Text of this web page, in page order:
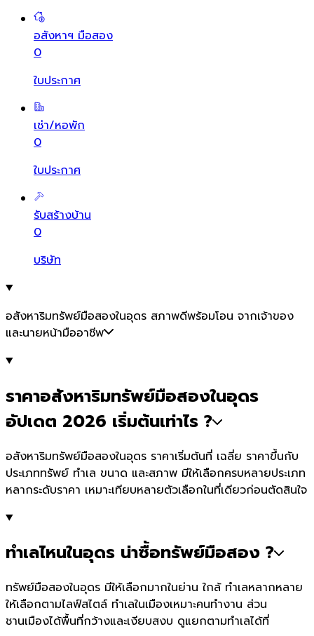
อสังหาฯ มือสอง
0
ใบประกาศ
เช่า/หอพัก
0
ใบประกาศ
รับสร้างบ้าน
0
บริษัท
อสังหาริมทรัพย์มือสองในอุดร สภาพดีพร้อมโอน จากเจ้าของ
และนายหน้ามืออาชีพ
ราคาอสังหาริมทรัพย์มือสองในอุดร
อัปเดต 2026 เริ่มต้นเท่าไร ?
อสังหาริมทรัพย์มือสองในอุดร ราคาเริ่มต้นที่ เฉลี่ย ราคาขึ้นกับ
ประเภททรัพย์ ทำเล ขนาด และสภาพ มีให้เลือกครบหลายประเภท
หลากระดับราคา เหมาะเทียบหลายตัวเลือกในที่เดียวก่อนตัดสินใจ
ทำเลไหนในอุดร น่าซื้อทรัพย์มือสอง ?
ทรัพย์มือสองในอุดร มีให้เลือกมากในย่าน ใกล้ ทำเลหลากหลาย
ให้เลือกตามไลฟ์สไตล์ ทำเลในเมืองเหมาะคนทำงาน ส่วน
ชานเมืองได้พื้นที่กว้างและเงียบสงบ ดูแยกตามทำเลได้ที่